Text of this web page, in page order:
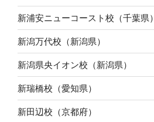
新浦安ニューコースト校（千葉県）
新潟万代校（新潟県）
新潟県央イオン校（新潟県）
新瑞橋校（愛知県）
新田辺校（京都府）